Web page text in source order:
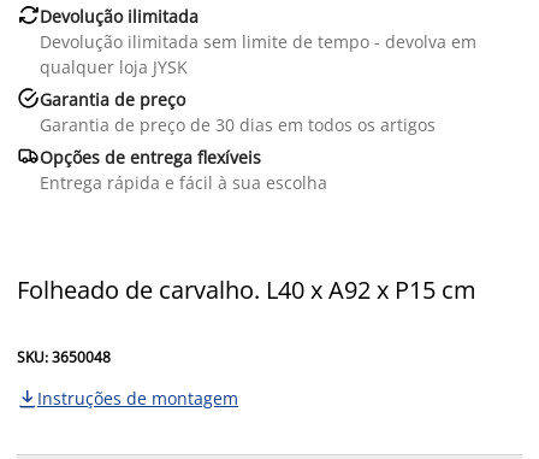
Devolução ilimitada
Devolução ilimitada sem limite de tempo - devolva em
qualquer loja JYSK
Garantia de preço
Garantia de preço de 30 dias em todos os artigos
Opções de entrega flexíveis
Entrega rápida e fácil à sua escolha
Folheado de carvalho. L40 x A92 x P15 cm
SKU: 3650048
 Instruções de montagem